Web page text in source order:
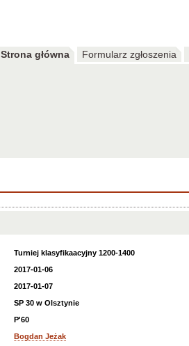
Strona główna Formularz zgłoszenia
Turniej klasyfikaacyjny 1200-1400
2017-01-06
2017-01-07
SP 30 w Olsztynie
P'60
Bogdan Jeżak